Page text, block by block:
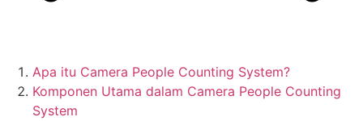
Apa itu Camera People Counting System?
Komponen Utama dalam Camera People Counting
System